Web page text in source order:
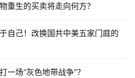
重生的买卖将走向何方？
自己！改换国共中美五家门庭的
一场“灰色地带战争”？